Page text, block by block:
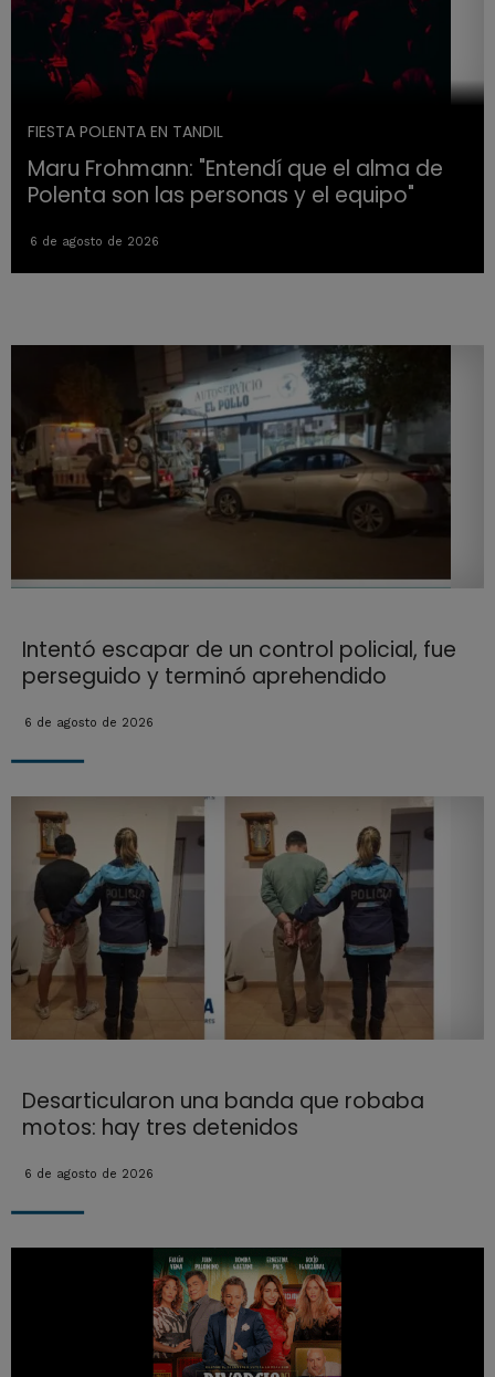
FIESTA POLENTA EN TANDIL
Maru Frohmann: "Entendí que el alma de
Polenta son las personas y el equipo"
6 de agosto de 2026
Intentó escapar de un control policial, fue
perseguido y terminó aprehendido
6 de agosto de 2026
Desarticularon una banda que robaba
motos: hay tres detenidos
6 de agosto de 2026